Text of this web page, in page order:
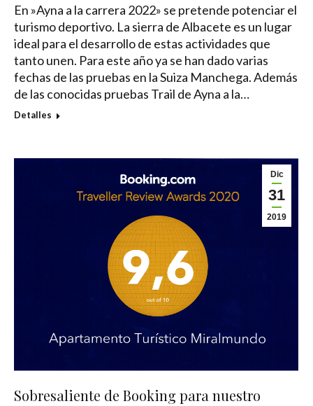
En »Ayna a la carrera 2022» se pretende potenciar el
turismo deportivo. La sierra de Albacete es un lugar
ideal para el desarrollo de estas actividades que
tanto unen. Para este año ya se han dado varias
fechas de las pruebas en la Suiza Manchega. Además
de las conocidas pruebas Trail de Ayna a la…
Detalles
Dic
31
2019
Sobresaliente de Booking para nuestro